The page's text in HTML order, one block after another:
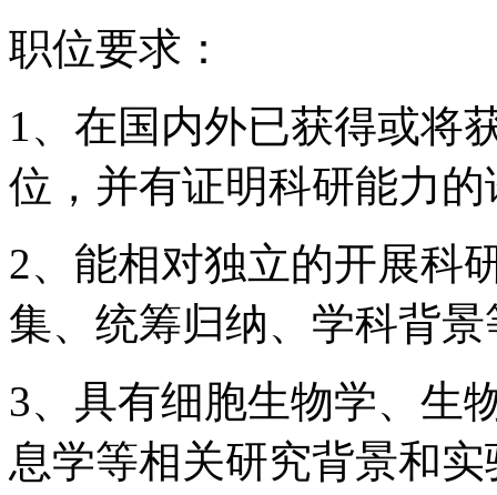
职位要求：
1、在国内外已获得或将
位，并有证明科研能力
2、能相对独立的开展科
集、统筹归纳、学科背
3、具有细胞生物学、生
息学等相关研究背景和